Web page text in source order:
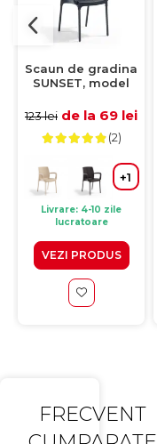
Scaun de gradina
SUNSET, model
57x57x84 cm
123 lei de la 69 lei
(2)
+1
Livrare: 4-10 zile
lucratoare
VEZI PRODUS
FRECVENT